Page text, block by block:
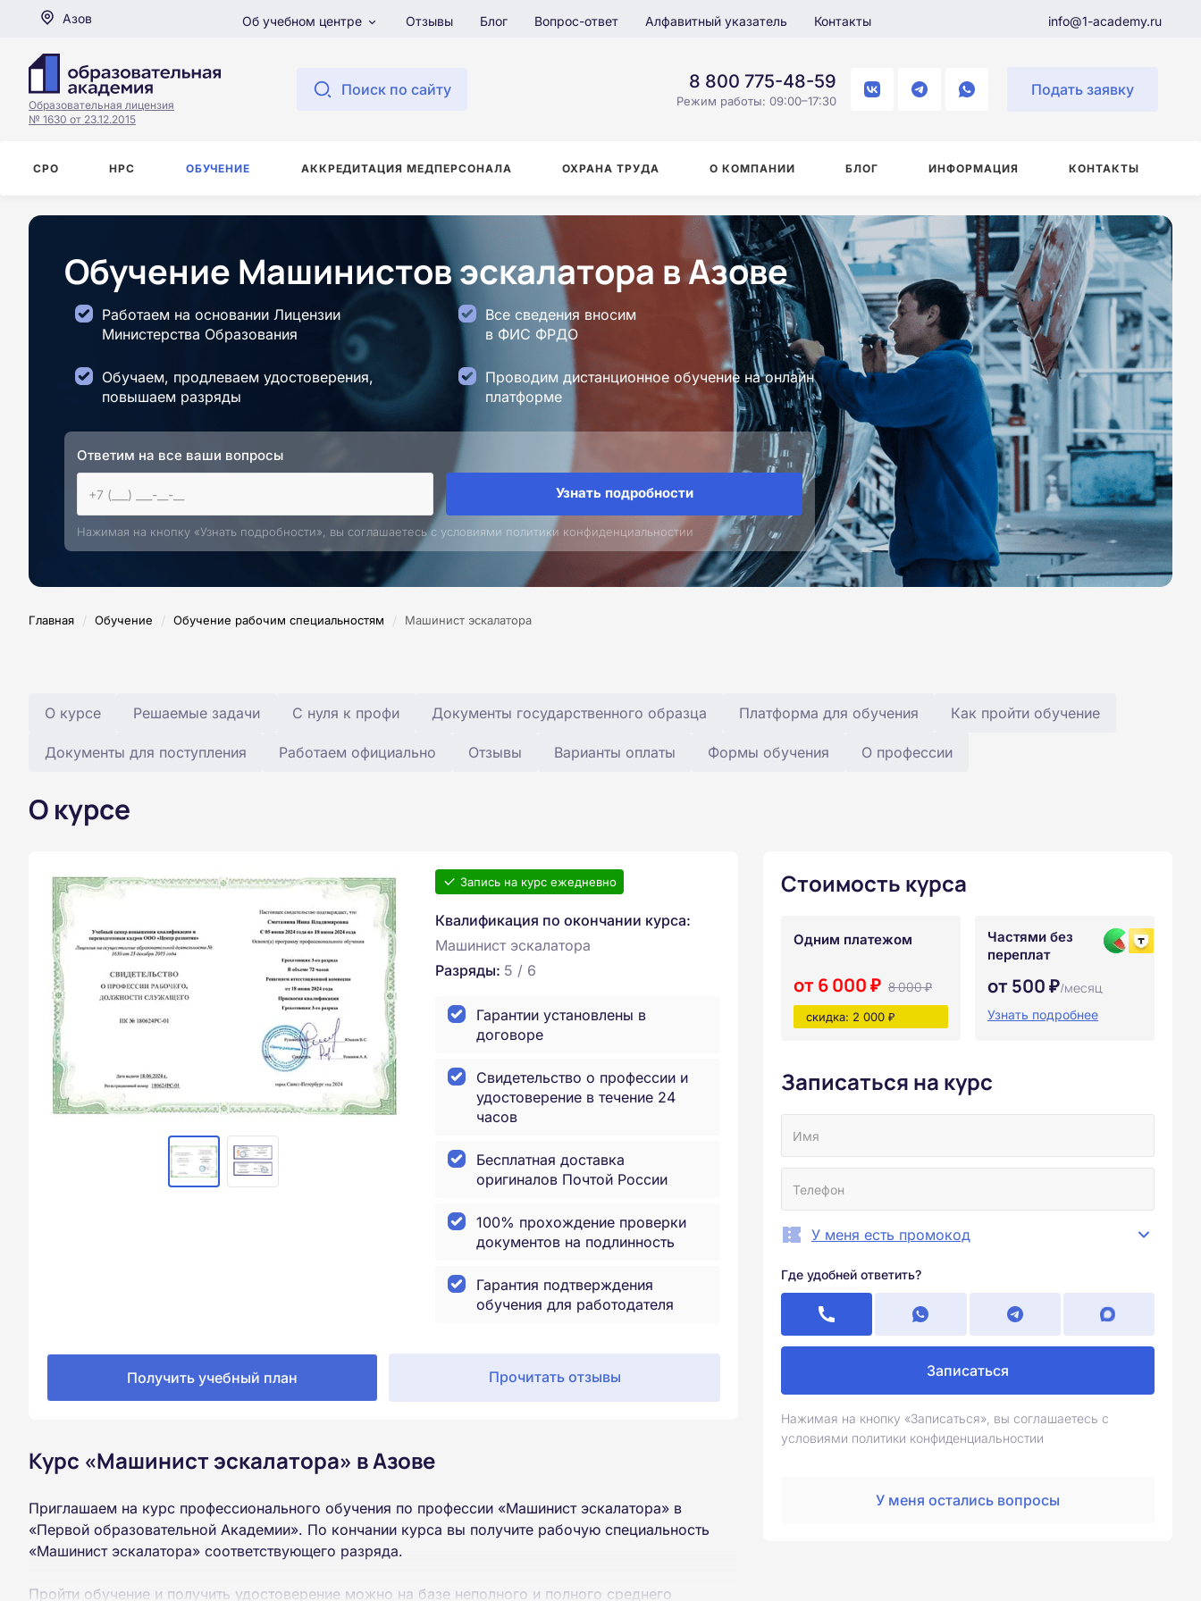
Азов Об учебном центре Отзывы Блог Вопрос-ответ Алфавитный указатель Контакты info@1-academy.ru
Образовательная лицензия
№ 1630 от 23.12.2015
Поиск по сайту 8 800 775-48-59
Режим работы: 09:00–17:30
Подать заявку
СРО НРС ОБУЧЕНИЕ АККРЕДИТАЦИЯ МЕДПЕРСОНАЛА ОХРАНА ТРУДА О КОМПАНИИ БЛОГ ИНФОРМАЦИЯ КОНТАКТЫ
Обучение Машинистов эскалатора в Азове
Работаем на основании Лицензии
Министерства Образования
Все сведения вносим
в ФИС ФРДО
Обучаем, продлеваем удостоверения,
повышаем разряды
Проводим дистанционное обучение на онлайн
платформе
Ответим на все ваши вопросы
Узнать подробности
Нажимая на кнопку «Узнать подробности», вы соглашаетесь с условиями политики конфиденциальностии
Главная / Обучение / Обучение рабочим специальностям / Машинист эскалатора
О курсе Решаемые задачи С нуля к профи Документы государственного образца Платформа для обучения Как пройти обучение
Документы для поступления Работаем официально Отзывы Варианты оплаты Формы обучения О профессии
О курсе
Запись на курс ежедневно
Квалификация по окончании курса:
Машинист эскалатора
Разряды: 5 / 6
Гарантии установлены в
договоре
Свидетельство о профессии и
удостоверение в течение 24
часов
Бесплатная доставка
оригиналов Почтой России
100% прохождение проверки
документов на подлинность
Гарантия подтверждения
обучения для работодателя
Получить учебный план Прочитать отзывы
Курс «Машинист эскалатора» в Азове
Приглашаем на курс профессионального обучения по профессии «Машинист эскалатора» в
«Первой образовательной Академии». По кончании курса вы получите рабочую специальность
«Машинист эскалатора» соответствующего разряда.
Пройти обучение и получить удостоверение можно на базе неполного и полного среднего
Стоимость курса
Одним платежом
от 6 000 ₽ 8 000 ₽
скидка: 2 000 ₽
Частями без
переплат
от 500 ₽/месяц
Узнать подробнее
Записаться на курс
У меня есть промокод
Где удобней ответить?
Записаться
Нажимая на кнопку «Записаться», вы соглашаетесь с
условиями политики конфиденциальностии
У меня остались вопросы